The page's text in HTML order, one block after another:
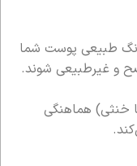
رنگ طبیعی پوست شما
و غیرطبیعی شوند.
خنثی) هماهنگی